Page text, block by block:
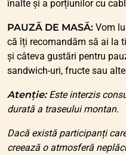
înalte și a porțiunilor cu
PAUZĂ DE MASĂ: Vom
că îți recomandăm să ai la
și câteva gustări pentru
sandwich-uri, fructe sau
Atenție:Este interzis
durată a traseului montan.
Dacă există participanți
creează o atmosferă